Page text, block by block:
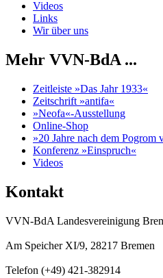
Videos
Links
Wir über uns
Mehr VVN-BdA ...
Zeitleiste »Das Jahr 1933«
Zeitschrift »antifa«
»Neofa«-Ausstellung
Online-Shop
»20 Jahre nach dem Pogrom
Konferenz »Einspruch«
Videos
Kontakt
VVN-BdA Landesvereinigung
Am Speicher XI/9, 28217 Bremen
Telefon (+49) 421-382914